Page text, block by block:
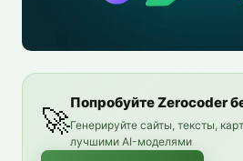
🚀
Попробуйте Zerocoder
Генерируйте сайты, тексты,
лучшими AI-моделями